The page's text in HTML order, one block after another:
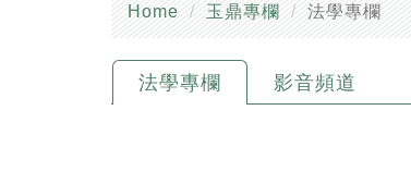
Home 玉鼎專欄 法學專欄
法學專欄 影音頻道